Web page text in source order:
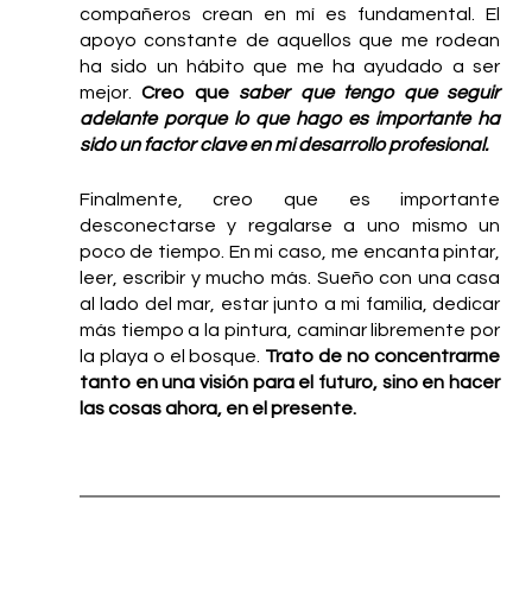
compañeros crean en mí es fundamental. El
apoyo constante de aquellos que me rodean
ha sido un hábito que me ha ayudado a ser
mejor. Creo que saber que tengo que seguir
adelante porque lo que hago es importante ha
sido un factor clave en mi desarrollo profesional.
Finalmente, creo que es importante
desconectarse y regalarse a uno mismo un
poco de tiempo. En mi caso, me encanta pintar,
leer, escribir y mucho más. Sueño con una casa
al lado del mar, estar junto a mi familia, dedicar
más tiempo a la pintura, caminar libremente por
la playa o el bosque. Trato de no concentrarme
tanto en una visión para el futuro, sino en hacer
las cosas ahora, en el presente.